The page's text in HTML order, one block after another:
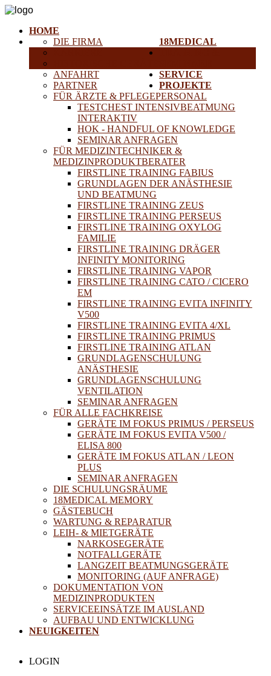
HOME
18MEDICAL
DIE FIRMA
ANFAHRT
PARTNER
FÜR ÄRZTE & PFLEGEPERSONAL
TESTCHEST INTENSIVBEATMUNG
INTERAKTIV
HOK - HANDFUL OF KNOWLEDGE
SEMINAR ANFRAGEN
FÜR MEDIZINTECHNIKER &
MEDIZINPRODUKTBERATER
FIRSTLINE TRAINING FABIUS
GRUNDLAGEN DER ANÄSTHESIE
UND BEATMUNG
FIRSTLINE TRAINING ZEUS
FIRSTLINE TRAINING PERSEUS
FIRSTLINE TRAINING OXYLOG
FAMILIE
FIRSTLINE TRAINING DRÄGER
INFINITY MONITORING
FIRSTLINE TRAINING VAPOR
FIRSTLINE TRAINING CATO / CICERO
EM
FIRSTLINE TRAINING EVITA INFINITY
V500
FIRSTLINE TRAINING EVITA 4/XL
FIRSTLINE TRAINING PRIMUS
FIRSTLINE TRAINING ATLAN
GRUNDLAGENSCHULUNG
ANÄSTHESIE
GRUNDLAGENSCHULUNG
VENTILATION
SEMINAR ANFRAGEN
FÜR ALLE FACHKREISE
GERÄTE IM FOKUS PRIMUS / PERSEUS
GERÄTE IM FOKUS EVITA V500 /
ELISA 800
GERÄTE IM FOKUS ATLAN / LEON
PLUS
SEMINAR ANFRAGEN
DIE SCHULUNGSRÄUME
18MEDICAL MEMORY
GÄSTEBUCH
SERVICE
WARTUNG & REPARATUR
LEIH- & MIETGERÄTE
NARKOSEGERÄTE
NOTFALLGERÄTE
LANGZEIT BEATMUNGSGERÄTE
MONITORING (AUF ANFRAGE)
DOKUMENTATION VON
MEDIZINPRODUKTEN
PROJEKTE
SERVICEEINSÄTZE IM AUSLAND
AUFBAU UND ENTWICKLUNG
NEUIGKEITEN
LOGIN